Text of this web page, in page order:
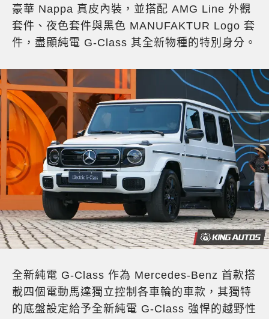
豪華 Nappa 真皮內裝，並搭配 AMG Line 外觀
套件、夜色套件與黑色 MANUFAKTUR Logo 套
件，盡顯純電 G-Class 其全新物種的特別身分。
全新純電 G-Class 作為 Mercedes-Benz 首款搭
載四個電動馬達獨立控制各車輪的車款，其獨特
的底盤設定給予全新純電 G-Class 強悍的越野性